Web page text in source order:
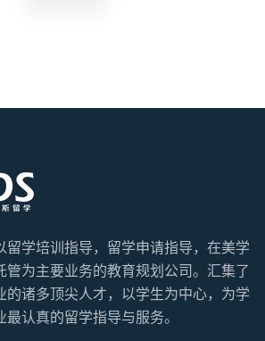
留学培训指导，留学申请指导，在美学
管为主要业务的教育规划公司。汇集了
的诸多顶尖人才，以学生为中心，为学
认真的留学指导与服务。